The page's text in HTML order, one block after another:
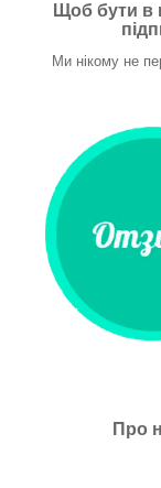
Щоб бути в
Ми нікому не
Про